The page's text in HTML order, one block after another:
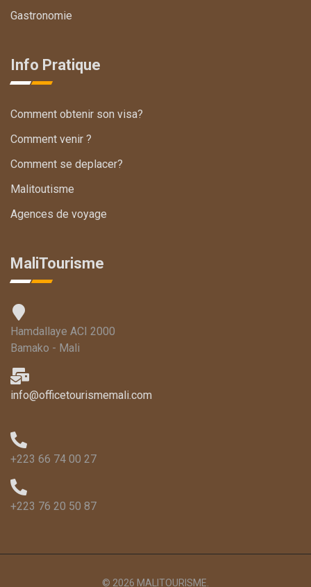
Gastronomie
Info Pratique
Comment obtenir son visa?
Comment venir ?
Comment se deplacer?
Malitoutisme
Agences de voyage
MaliTourisme
Hamdallaye ACI 2000
Bamako - Mali
info@officetourismemali.com
+223 66 74 00 27
+223 76 20 50 87
© 2026 MALITOURISME.